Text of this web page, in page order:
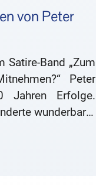
von Peter
Satire-Band „Zum
Peter
Jahren Erfolge.
wunderbarer